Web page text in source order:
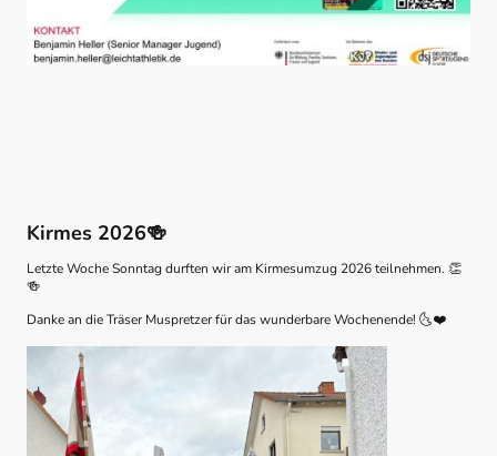
Kirmes 2026🍻
Letzte Woche Sonntag durften wir am Kirmesumzug 2026 teilnehmen. 👏
🍻
Danke an die Träser Muspretzer für das wunderbare Wochenende! 🌜❤️